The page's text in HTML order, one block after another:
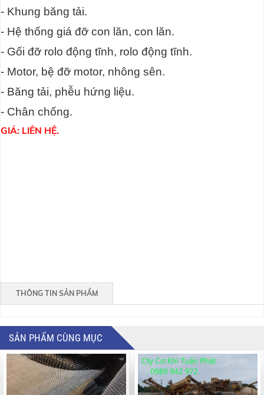
- Khung băng tải.
- Hệ thống giá đỡ con lăn, con lăn.
- Gối đỡ rolo động tĩnh, rolo động tĩnh.
- Motor, bệ đỡ motor, nhông sên.
- Băng tải, phễu hứng liệu.
- Chân chống.
GIÁ: LIÊN HỆ.
THÔNG TIN SẢN PHẨM
SẢN PHẨM CÙNG MỤC